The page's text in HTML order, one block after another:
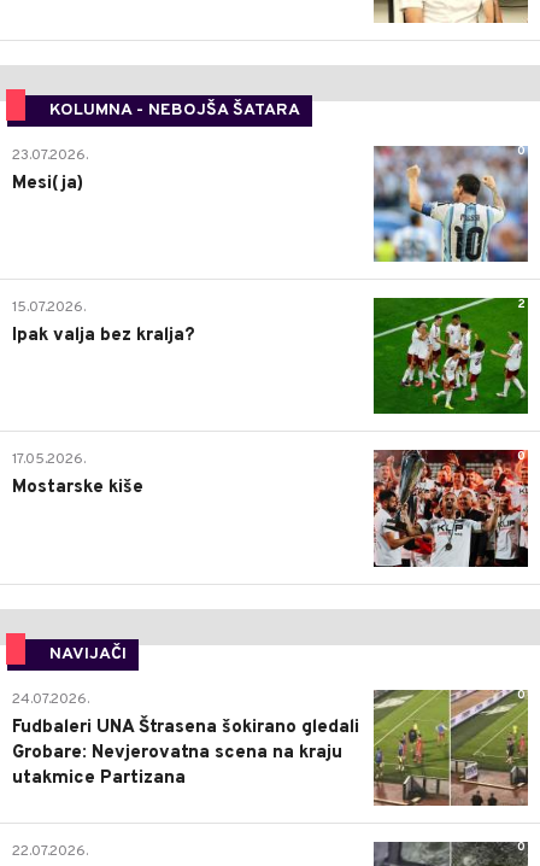
KOLUMNA - NEBOJŠA ŠATARA
0
23.07.2026.
Mesi(ja)
2
15.07.2026.
Ipak valja bez kralja?
0
17.05.2026.
Mostarske kiše
NAVIJAČI
0
24.07.2026.
Fudbaleri UNA Štrasena šokirano gledali
Grobare: Nevjerovatna scena na kraju
utakmice Partizana
0
22.07.2026.